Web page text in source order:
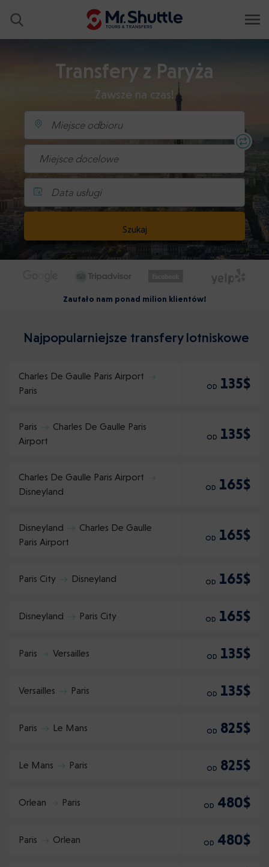
Transfery z Paryża
Zawsze na czas!
Data usługi
Szukaj
Zaufało nam ponad milion klientów!
Najpopularniejsze transfery lotniskowe
Charles De Gaulle Paris Airport
Paris
OD 135$
Paris
Charles De Gaulle Paris
Airport
OD 135$
Charles De Gaulle Paris Airport
Disneyland
OD 165$
Disneyland
Charles De Gaulle
Paris Airport
OD 165$
Paris City Disneyland OD 165$
Disneyland Paris City OD 165$
Paris Versailles OD 135$
Versailles Paris OD 135$
Paris Le Mans OD 825$
Le Mans Paris OD 825$
Orlean Paris OD 480$
Paris Orlean OD 480$